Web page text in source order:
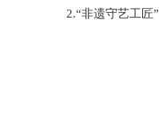
2.“非遗守艺工匠”